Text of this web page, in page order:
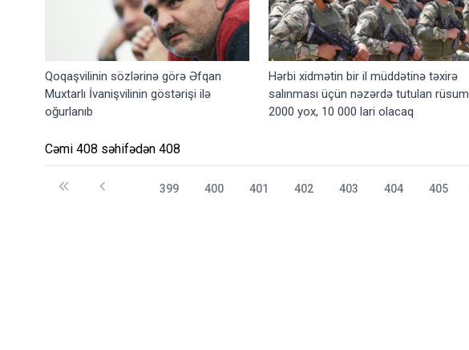
Qoqaşvilinin sözlərinə görə Əfqan
Muxtarlı İvanişvilinin göstərişi ilə
oğurlanıb
Hərbi xidmətin bir il müddətinə təxirə
salınması üçün nəzərdə tutulan rüsum
2000 yox, 10 000 lari olacaq
Cəmi 408 səhifədən 408
399 400 401 402 403 404 405